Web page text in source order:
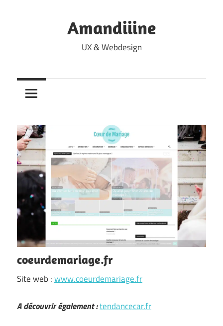
Amandiiine
UX & Webdesign
coeurdemariage.fr
Site web :www.coeurdemariage.fr
A découvrir également :tendancecar.fr